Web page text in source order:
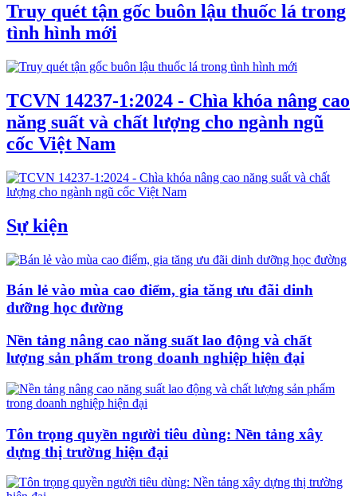
Truy quét tận gốc buôn lậu thuốc lá trong
tình hình mới
TCVN 14237-1:2024 - Chìa khóa nâng cao
năng suất và chất lượng cho ngành ngũ
cốc Việt Nam
Sự kiện
Bán lẻ vào mùa cao điểm, gia tăng ưu đãi dinh
dưỡng học đường
Nền tảng nâng cao năng suất lao động và chất
lượng sản phẩm trong doanh nghiệp hiện đại
Tôn trọng quyền người tiêu dùng: Nền tảng xây
dựng thị trường hiện đại